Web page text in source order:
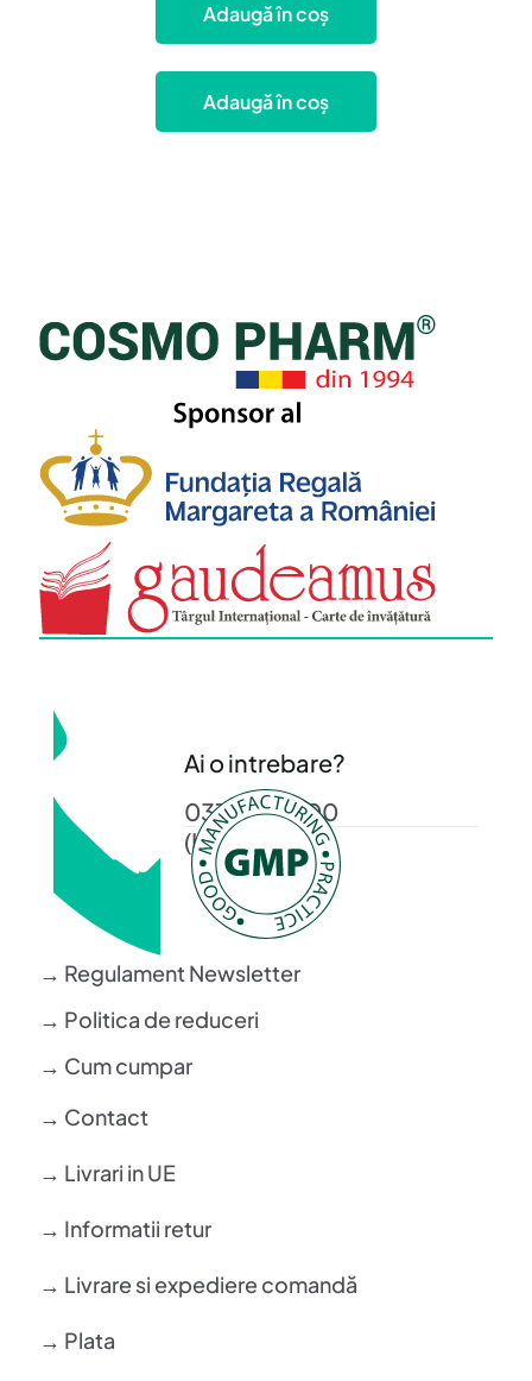
Adaugă în coș
Adaugă în coș
Ai o intrebare?
0372 372 200
(L-V: 08-16)
→ Regulament Newsletter
→ Politica de reduceri
→ Cum cumpar
→ Contact
→ Livrari in UE
→ Informatii retur
→ Livrare si expediere comandă
→ Plata